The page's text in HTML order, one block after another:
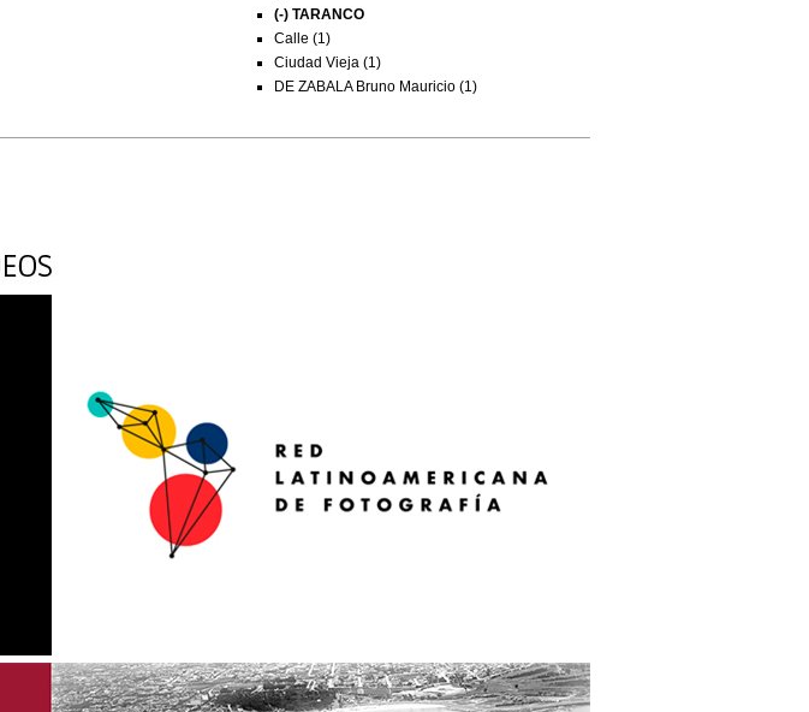
(-) TARANCO
Calle (1)
Ciudad Vieja (1)
DE ZABALA Bruno Mauricio (1)